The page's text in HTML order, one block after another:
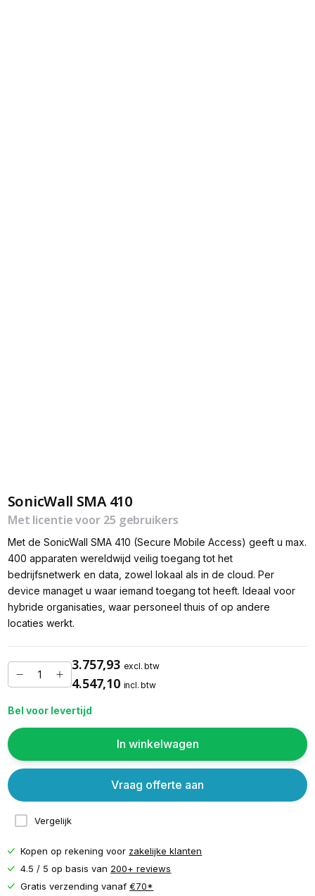
SonicWall SMA 410
Met licentie voor 25 gebruikers
Met de SonicWall SMA 410 (Secure Mobile Access) geeft u max.
400 apparaten wereldwijd veilig toegang tot het
bedrijfsnetwerk en data, zowel lokaal als in de cloud. Per
device managet u waar iemand toegang tot heeft. Ideaal voor
hybride organisaties, waar personeel thuis of op andere
locaties werkt.
3.757,93 excl. btw
4.547,10 incl. btw
Bel voor levertijd
In winkelwagen
Vergelijk
Vraag offerte aan
Kopen op rekening voor zakelijke klanten
4.5 / 5 op basis van 200+ reviews
Gratis verzending vanaf€70*